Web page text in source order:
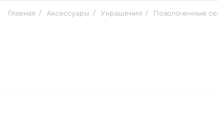
Главная Аксессуары Украшения Позолоченные